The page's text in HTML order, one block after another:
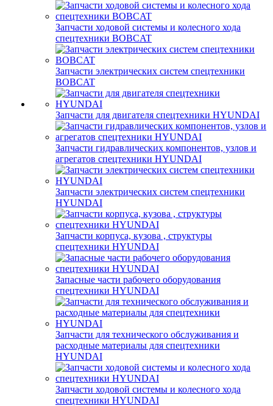
Запчасти ходовой системы и колесного хода
спецтехники BOBCAT
Запчасти электрических систем спецтехники
BOBCAT
Запчасти для двигателя спецтехники HYUNDAI
Запчасти гидравлических компонентов, узлов и
агрегатов спецтехники HYUNDAI
Запчасти электрических систем спецтехники
HYUNDAI
Запчасти корпуса, кузова , структуры
спецтехники HYUNDAI
Запасные части рабочего оборудования
спецтехники HYUNDAI
Запчасти для технического обслуживания и
расходные материалы для спецтехники
HYUNDAI
Запчасти ходовой системы и колесного хода
спецтехники HYUNDAI